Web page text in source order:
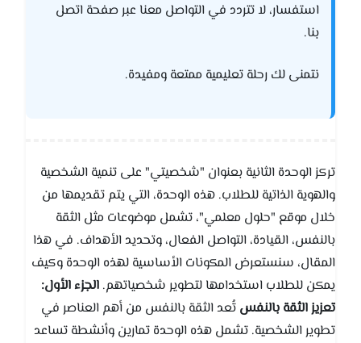
استفسار، لا تتردد في التواصل معنا عبر صفحة اتصل
بنا.
نتمنى لك رحلة تعليمية ممتعة ومفيدة.
تركز الوحدة الثانية بعنوان "شخصيتي" على تنمية الشخصية
والهوية الذاتية للطلاب. هذه الوحدة، التي يتم تقديمها من
خلال موقع "حلول معلمي"، تشمل موضوعات مثل الثقة
بالنفس، القيادة، التواصل الفعال، وتحديد الأهداف. في هذا
المقال، سنستعرض المكونات الأساسية لهذه الوحدة وكيف
يمكن للطلاب استخدامها لتطوير شخصياتهم. الجزء الأول:
تعزيز الثقة بالنفس تُعد الثقة بالنفس من أهم العناصر في
تطوير الشخصية. تشمل هذه الوحدة تمارين وأنشطة تساعد